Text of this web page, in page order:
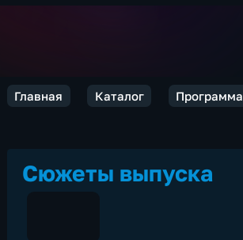
Главная Каталог Программа
Сюжеты выпуска